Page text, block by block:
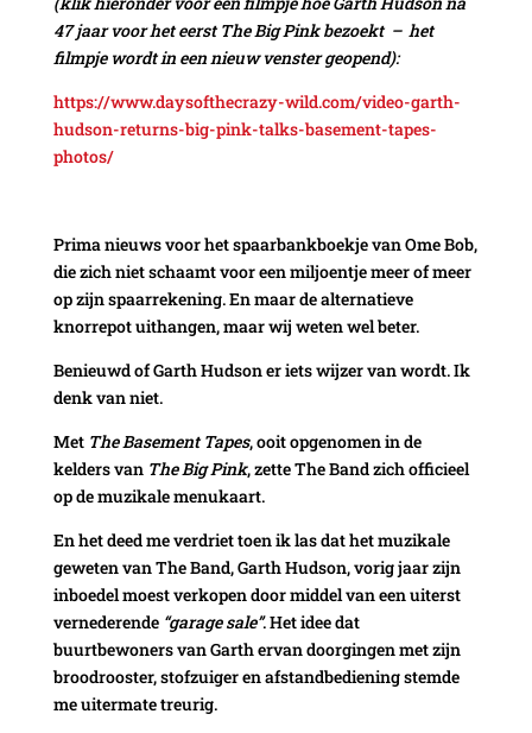
47 jaar voor het eerst The Big Pink bezoekt – het
filmpje wordt in een nieuw venster geopend):
https://www.daysofthecrazy-wild.com/video-garth-
hudson-returns-big-pink-talks-basement-tapes-
photos/
Prima nieuws voor het spaarbankboekje van Ome Bob,
die zich niet schaamt voor een miljoentje meer of meer
op zijn spaarrekening. En maar de alternatieve
knorrepot uithangen, maar wij weten wel beter.
Benieuwd of Garth Hudson er iets wijzer van wordt. Ik
denk van niet.
Met The Basement Tapes, ooit opgenomen in de
kelders van The Big Pink, zette The Band zich officieel
op de muzikale menukaart.
En het deed me verdriet toen ik las dat het muzikale
geweten van The Band, Garth Hudson, vorig jaar zijn
inboedel moest verkopen door middel van een uiterst
vernederende “garage sale”. Het idee dat
buurtbewoners van Garth ervan doorgingen met zijn
broodrooster, stofzuiger en afstandbediening stemde
me uitermate treurig.